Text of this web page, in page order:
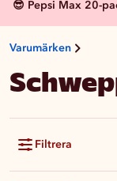
😎 Pepsi Max 20-
Varumärken
Filtrera